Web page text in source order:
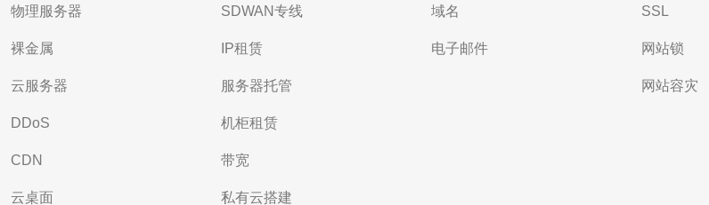
物理服务器
裸金属
云服务器
DDoS
CDN
云桌面
SDWAN专线
IP租赁
服务器托管
机柜租赁
带宽
私有云搭建
域名
电子邮件
SSL
网站锁
网站容灾